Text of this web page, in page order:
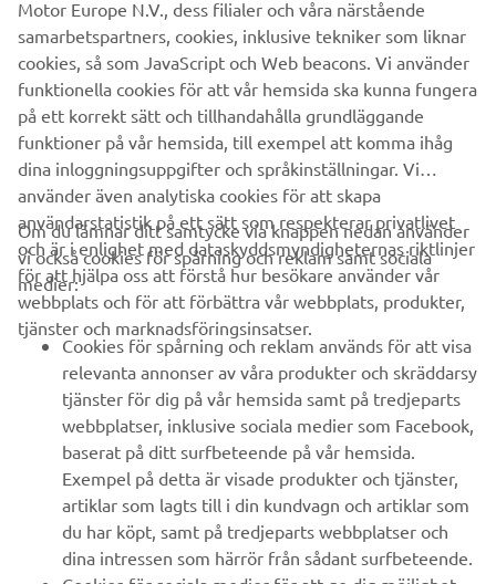
FÖRETAG
B2B
UTFORSKA YAMAHA
FAQ & SUPPORT
NYHETSBREV
Bli först att ta del av de senaste erbjudandena, evenemangen,
Motor Europe N.V., dess filialer och våra närstående
samarbetspartners, cookies, inklusive tekniker som liknar
cookies, så som JavaScript och Web beacons. Vi använder
funktionella cookies för att vår hemsida ska kunna fungera
på ett korrekt sätt och tillhandahålla grundläggande
funktioner på vår hemsida, till exempel att komma ihåg
dina inloggningsuppgifter och språkinställningar. Vi
använder även analytiska cookies för att skapa
användarstatistik på ett sätt som respekterar privatlivet
och är i enlighet med dataskyddsmyndigheternas riktlinjer
för att hjälpa oss att förstå hur besökare använder vår
webbplats och för att förbättra vår webbplats, produkter,
tjänster och marknadsföringsinsatser.
Om du lämnar ditt samtycke via knappen nedan använder
vi också cookies för spårning och reklam samt sociala
medier:
Cookies för spårning och reklam används för att visa
relevanta annonser av våra produkter och skräddarsy
tjänster för dig på vår hemsida samt på tredjeparts
webbplatser, inklusive sociala medier som Facebook,
baserat på ditt surfbeteende på vår hemsida.
Exempel på detta är visade produkter och tjänster,
artiklar som lagts till i din kundvagn och artiklar som
du har köpt, samt på tredjeparts webbplatser och
dina intressen som härrör från sådant surfbeteende.